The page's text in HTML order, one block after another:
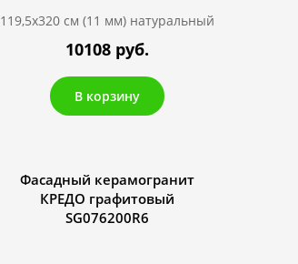
119,5х320 см (11 мм) натуральный
10108 руб.
В корзину
Фасадный керамогранит
КРЕДО графитовый
SG076200R6